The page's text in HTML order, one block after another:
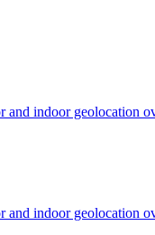
and indoor geolocation
and indoor geolocation